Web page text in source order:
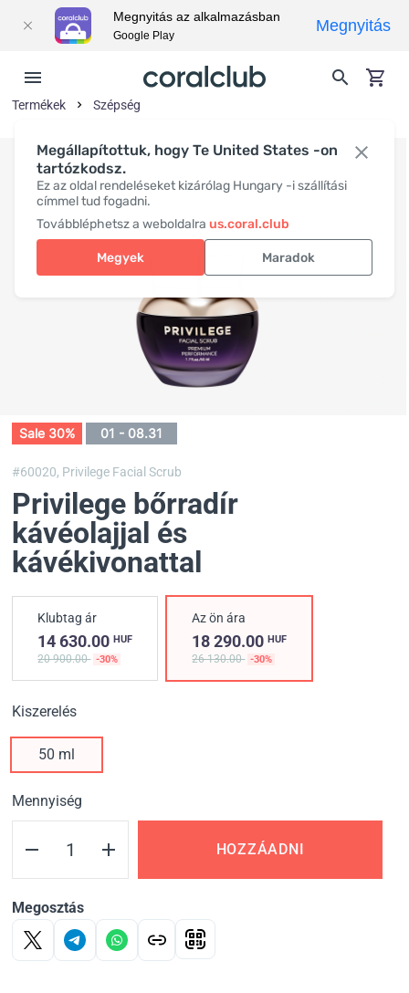
Megállapítottuk, hogy Te United States -on
tartózkodsz.
Ez az oldal rendeléseket kizárólag Hungary -i szállítási
címmel tud fogadni.
Továbbléphetsz a weboldalra us.coral.club
Megyek Maradok
Termékek Szépség
Sale 30% 01 - 08.31
#60020, Privilege Facial Scrub
Privilege bőrradír
kávéolajjal és
kávékivonattal
Klubtag ár
14 630.00 HUF
20 900.00 -30%
Az ön ára
18 290.00HUF
26 130.00 -30%
Kiszerelés
50 ml
Mennyiség
HOZZÁADNI
Megosztás
Megnyitás az alkalmazásban
Google Play
Megnyitás